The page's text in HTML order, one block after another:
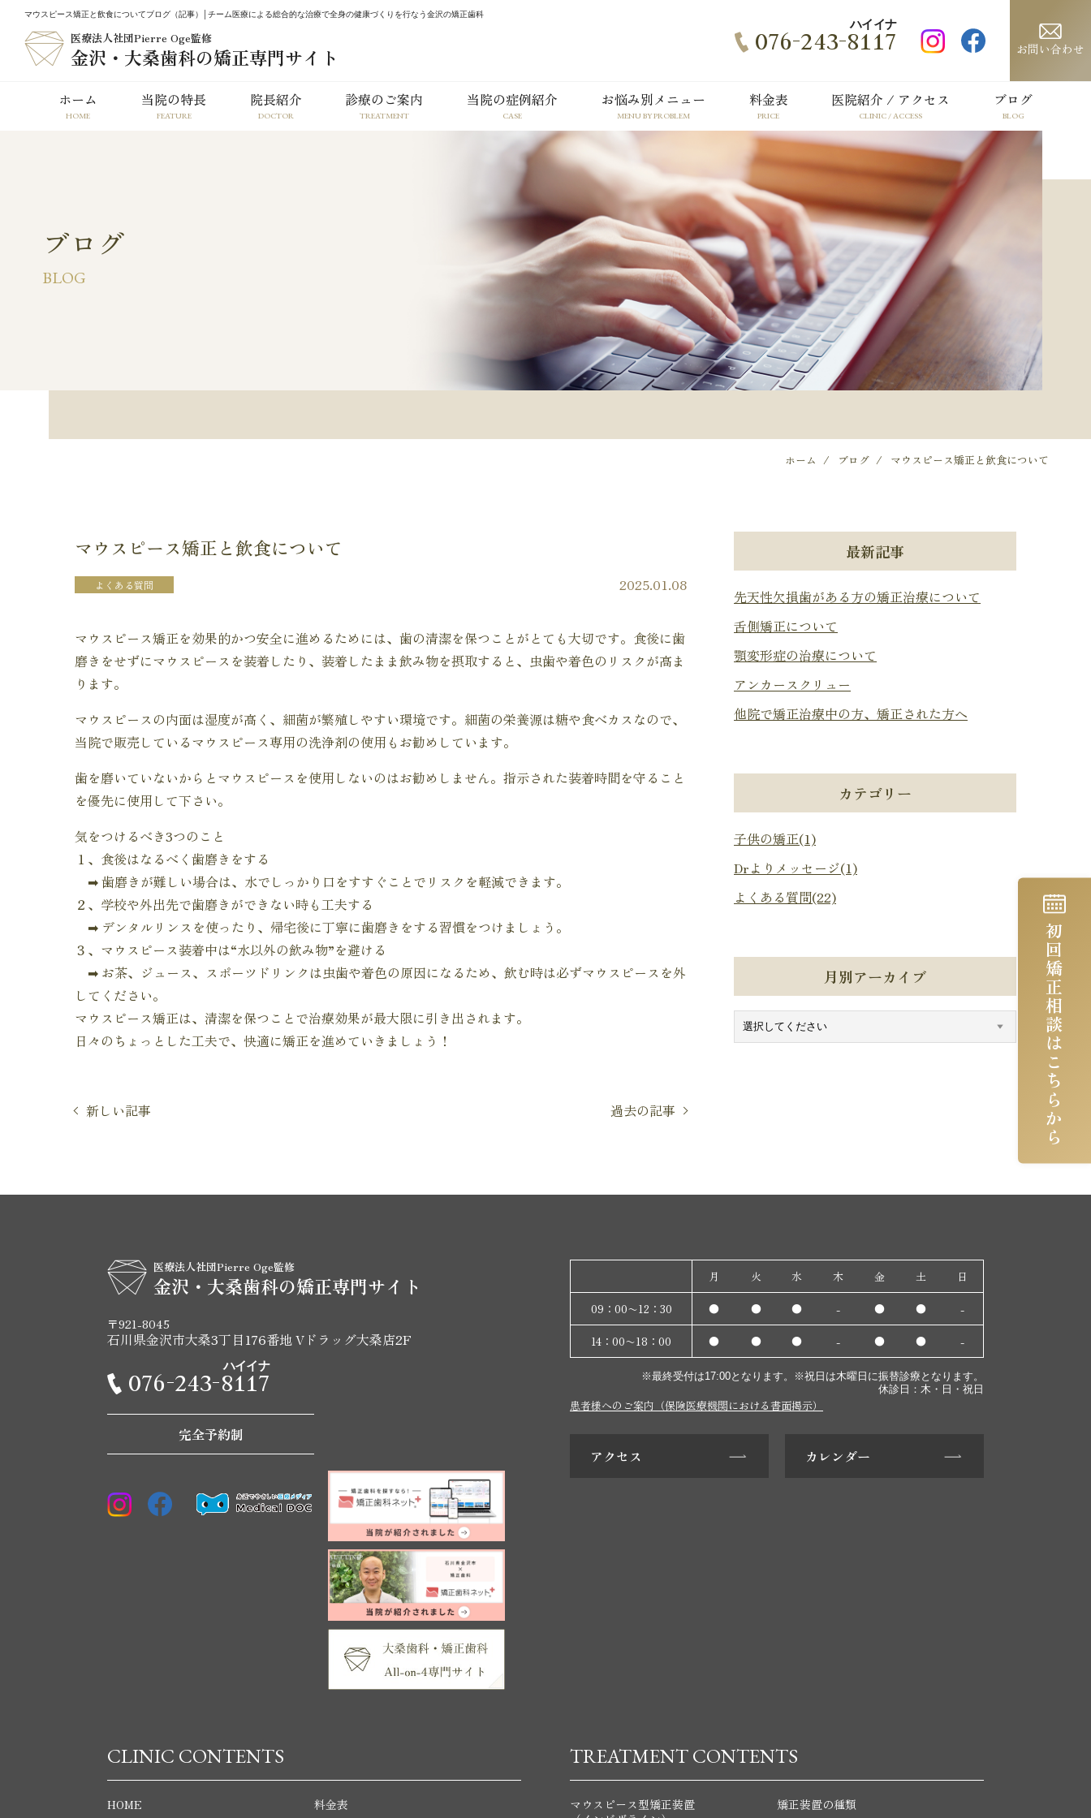
マウスピース矯正と飲食についてブログ（記事）│チーム医療による総合的な治療で全身の健康づくりを行なう金沢の矯正歯科
医療法人社団Pierre Oge監修
金沢・大桑歯科の矯正専門サイト
ハイイナ
076-243-8117 お問い合わせ
ホーム
HOME
当院の特長
FEATURE
院長紹介
DOCTOR
診療のご案内
TREATMENT
初診の流れ 矯正装置の種類
矯正治療の
注意事項
当院の症例紹介
CASE
お悩み別メニュー
MENU BY PROBLEM
料金表
PRICE
医院紹介 / アクセス
CLINIC / ACCESS
ブログ
BLOG
初回矯正相談はこちらから
ブログ
BLOG
ホーム ブログ マウスピース矯正と飲食について
マウスピース矯正と飲食について
よくある質問 2025.01.08
マウスピース矯正を効果的かつ安全に進めるためには、歯の清潔を保つことがとても大切です。食後に歯
磨きをせずにマウスピースを装着したり、装着したまま飲み物を摂取すると、虫歯や着色のリスクが高ま
ります。
マウスピースの内面は湿度が高く、細菌が繁殖しやすい環境です。細菌の栄養源は糖や食べカスなので、
当院で販売しているマウスピース専用の洗浄剤の使用もお勧めしています。
歯を磨いていないからとマウスピースを使用しないのはお勧めしません。指示された装着時間を守ること
を優先に使用して下さい。
気をつけるべき3つのこと
１、食後はなるべく歯磨きをする
➡ 歯磨きが難しい場合は、水でしっかり口をすすぐことでリスクを軽減できます。
２、学校や外出先で歯磨きができない時も工夫する
➡ デンタルリンスを使ったり、帰宅後に丁寧に歯磨きをする習慣をつけましょう。
３、マウスピース装着中は“水以外の飲み物”を避ける
➡ お茶、ジュース、スポーツドリンクは虫歯や着色の原因になるため、飲む時は必ずマウスピースを外
してください。
マウスピース矯正は、清潔を保つことで治療効果が最大限に引き出されます。
日々のちょっとした工夫で、快適に矯正を進めていきましょう！
新しい記事 過去の記事
最新記事
先天性欠損歯がある方の矯正治療について
舌側矯正について
顎変形症の治療について
アンカースクリュー
他院で矯正治療中の方、矯正された方へ
カテゴリー
子供の矯正(1)
Drよりメッセージ(1)
よくある質問(22)
月別アーカイブ
医療法人社団Pierre Oge監修
金沢・大桑歯科の矯正専門サイト
〒921-8045
石川県金沢市大桑3丁目176番地 Vドラッグ大桑店2F
ハイイナ
076-243-8117
完全予約制
月 火 水 木 金 土 日
09：00〜12：30 ● ● ● - ● ● -
14：00〜18：00 ● ● ● - ● ● -
※最終受付は17:00となります。※祝日は木曜日に振替診療となります。
休診日：木・日・祝日
患者様へのご案内（保険医療機関における書面掲示）
アクセス カレンダー
CLINIC CONTENTS
HOME 料金表
TREATMENT CONTENTS
マウスピース型矯正装置
矯正装置の種類